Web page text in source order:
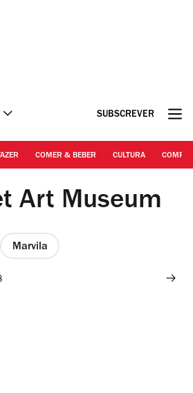
SUBSCREVER
COMER & BEBER CULTURA
Art Museum
Marvila